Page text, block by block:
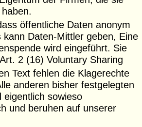
öffentliche Daten anonym
kann Daten-Mittler geben, Eine
wird eingeführt. Sie
2 (16) Voluntary Sharing
Text fehlen die Klagerechte
anderen bisher festgelegten
eigentlich sowieso
und beruhen auf unserer